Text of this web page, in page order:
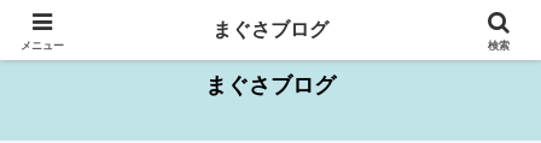
千葉県を中心としたお出かけスポット情報
まぐさブログ
メニュー
まぐさブログ
検索